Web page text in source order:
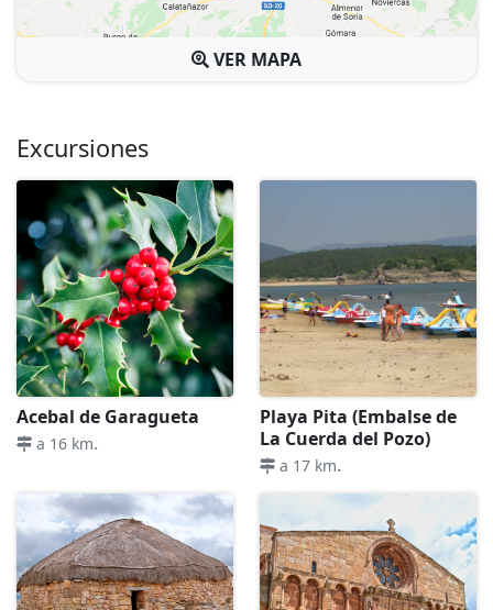
VER MAPA
Excursiones
Acebal de Garagueta
a 16 km.
Playa Pita (Embalse de
La Cuerda del Pozo)
a 17 km.